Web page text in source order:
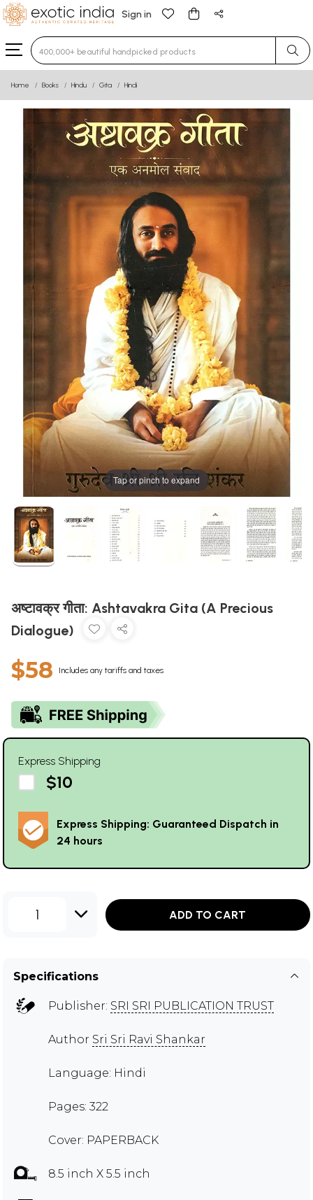
Sign in
Type 3 or more characters for results.
Home Books Hindu Gita Hindi
Tap or pinch to expand
अष्टावक्र गीता: Ashtavakra Gita (A Precious
Dialogue)
$58 Includes any tariffs and taxes
Express Shipping
$10
Express Shipping: Guaranteed Dispatch in
24 hours
1 ADD TO CART
Specifications
Publisher: SRI SRI PUBLICATION TRUST
Author Sri Sri Ravi Shankar
Language: Hindi
Pages: 322
Cover: PAPERBACK
8.5 inch X 5.5 inch